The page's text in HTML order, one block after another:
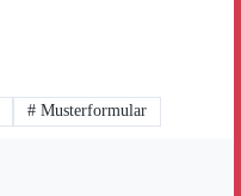
# Musterformular